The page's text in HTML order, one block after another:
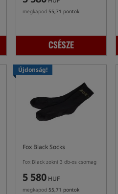
megkapod 55,71 pontok
CSÉSZE
Újdonság!
Fox Black Socks
Fox Black zokni 3 db-os csomag
5 580 HUF
megkapod 55,71 pontok